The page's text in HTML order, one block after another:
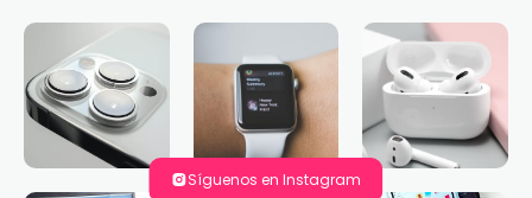
Síguenos en Instagram